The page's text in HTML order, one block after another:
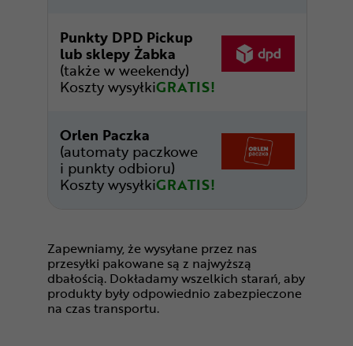
Punkty DPD Pickup
lub sklepy Żabka
(także w weekendy)
Koszty wysyłkiGRATIS!
Orlen Paczka
(automaty paczkowe
i punkty odbioru)
Koszty wysyłkiGRATIS!
Zapewniamy, że wysyłane przez nas
przesyłki pakowane są z najwyższą
dbałością. Dokładamy wszelkich starań, aby
produkty były odpowiednio zabezpieczone
na czas transportu.